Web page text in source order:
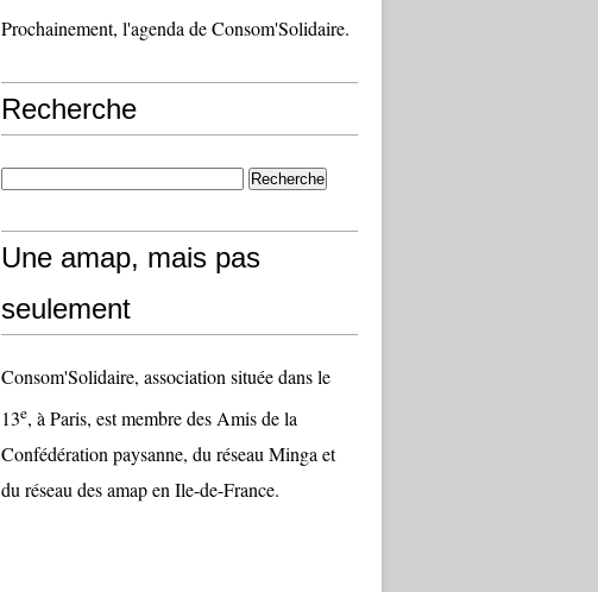
Prochainement, l'agenda de Consom'Solidaire.
Recherche
Une amap, mais pas
seulement
Consom'Solidaire, association située dans le
13e, à Paris, est membre des Amis de la
Confédération paysanne, du réseau Minga et
du réseau des amap en Ile-de-France.